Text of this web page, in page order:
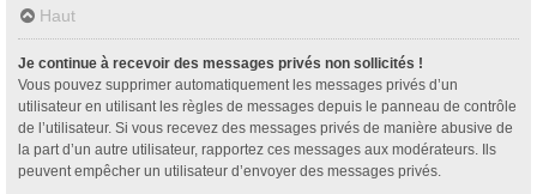
Haut
Je continue à recevoir des messages privés non sollicités !
Vous pouvez supprimer automatiquement les messages privés d’un
utilisateur en utilisant les règles de messages depuis le panneau de contrôle
de l’utilisateur. Si vous recevez des messages privés de manière abusive de
la part d’un autre utilisateur, rapportez ces messages aux modérateurs. Ils
peuvent empêcher un utilisateur d’envoyer des messages privés.